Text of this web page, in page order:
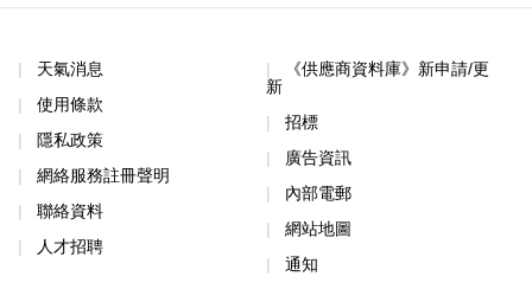
天氣消息
使用條款
隱私政策
網絡服務註冊聲明
聯絡資料
人才招聘
《供應商資料庫》新申請/更
新
招標
廣告資訊
內部電郵
網站地圖
通知